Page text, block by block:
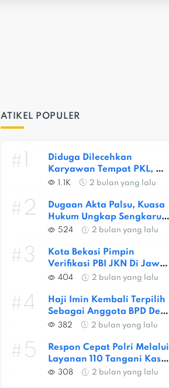
ATIKEL POPULER
#1
Diduga Dilecehkan
Karyawan Tempat PKL,
Siswi SMKN 1 Kota Bekasi
1.1K 2 bulan yang lalu
#2
Dugaan Akta Palsu, Kuasa
Hukum Ungkap Sengkarut
Lahan Ceger
524 2 bulan yang lalu
#3
Kota Bekasi Pimpin
Verifikasi PBI JKN Di Jawa
Barat, Capaian Provinsi
404 2 bulan yang lalu
#4
Haji Imin Kembali Terpilih
Sebagai Anggota BPD Desa
Satria Jaya
382 2 bulan yang lalu
#5
Respon Cepat Polri Melalui
Layanan 110 Tangani Kasus
Dugaan Pembunuhan Di
308 2 bulan yang lalu